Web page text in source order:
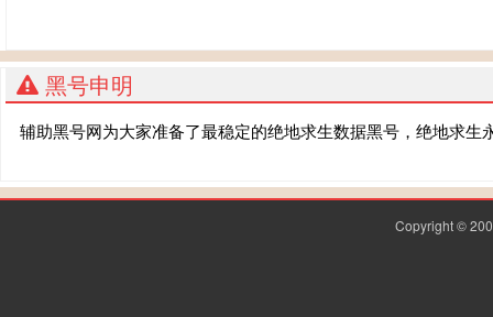
黑号申明
辅助黑号网为大家准备了最稳定的绝地求生数据黑号，绝地求
Copyright ©